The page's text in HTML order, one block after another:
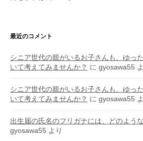
最近のコメント
シニア世代の親がいるお子さんも、ゆっ
いて考えてみませんか？ に gyosawa55
シニア世代の親がいるお子さんも、ゆっ
いて考えてみませんか？ に gyosawa55
出生届の氏名のフリガナには、どのよう
gyosawa55 より